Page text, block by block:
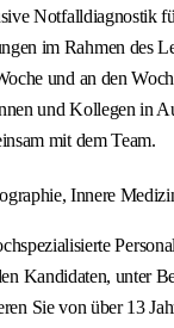
Notfalldiagnostik
im Rahmen des
und an den
und Kollegen in
mit dem Team.
Innere
Kandidaten,
Sie von über 13